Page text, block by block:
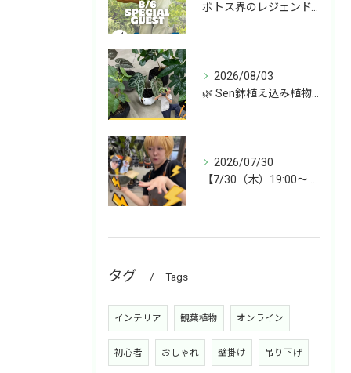
ポトス界のレジェンド、COME BACK!!!
2026/08/03
🌿 Sen鉢植え込み植物 オンラインショップデビュー！ 🌿
2026/07/30
【7/30（木）19:00〜】今週は雑貨&植物ライブ！
タグ Tags
インテリア 観葉植物 オンライン
初心者 おしゃれ 壁掛け 吊り下げ